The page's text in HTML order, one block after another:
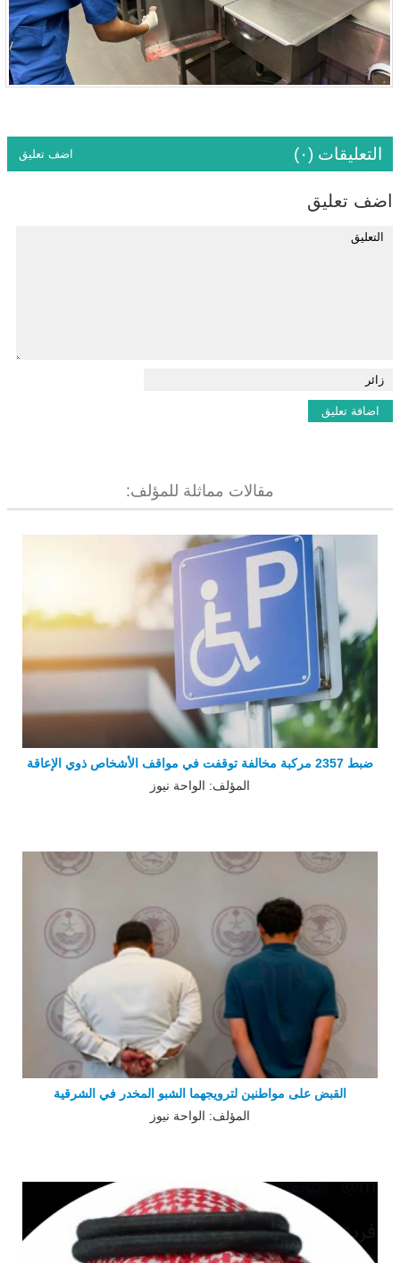
التعليقات (٠) اضف تعليق
اضف تعليق
مقالات مماثلة للمؤلف:
ضبط 2357 مركبة مخالفة توقفت في مواقف الأشخاص ذوي الإعاقة
المؤلف: الواحة نيوز
القبض على مواطنين لترويجهما الشبو المخدر في الشرقية
المؤلف: الواحة نيوز